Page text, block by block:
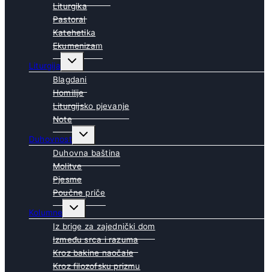
Liturgika
Pastoral
Katehetika
Ekumenizam
Liturgija
Toggle
child
menu
Blagdani
Homilije
Liturgijsko pjevanje
Note
Duhovnost
Toggle
child
menu
Duhovna baština
Molitve
Pjesme
Poučne priče
Kolumne
Toggle
child
menu
Iz brige za zajednički dom
Između srca i razuma
Kroz bakine naočale
Kroz filozofsku prizmu